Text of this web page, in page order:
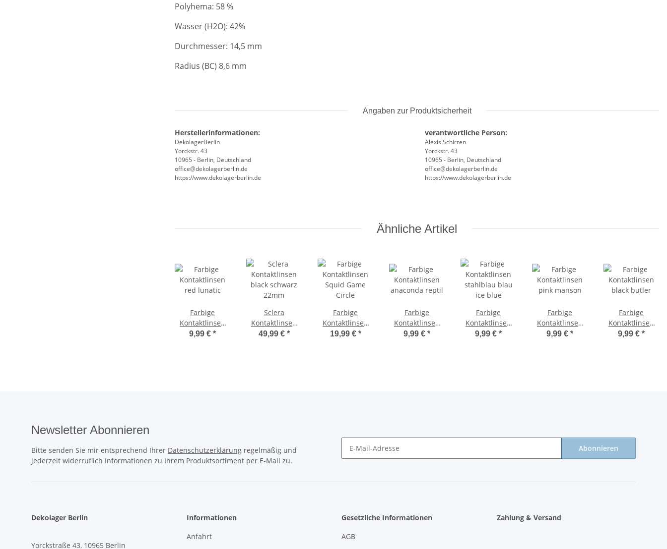
Polyhema: 58 %
Wasser (H2O): 42%
Durchmesser: 14,5 mm
Radius (BC) 8,6 mm
Angaben zur Produktsicherheit
Herstellerinformationen:
DekolagerBerlin
Yorckstr. 43
10965 - Berlin, Deutschland
office@dekolagerberlin.de
https://www.dekolagerberlin.de
verantwortliche Person:
Alexis Schirren
Yorckstr. 43
10965 - Berlin, Deutschland
office@dekolagerberlin.de
https://www.dekolagerberlin.de
Ähnliche Artikel
Farbige
Kontaktlinsen
red lunatic
9,99 € *
Sclera
Kontaktlinsen
black schwarz
49,99 € *
Farbige
Kontaktlinsen
Squid Game
19,99 € *
Farbige
Kontaktlinsen
anaconda reptil
9,99 € *
Farbige
Kontaktlinsen
stahlblau blau
9,99 € *
Farbige
Kontaktlinsen
pink manson
9,99 € *
Farbige
Kontaktlinsen
black butler
9,99 € *
Newsletter Abonnieren
Bitte senden Sie mir entsprechend Ihrer Datenschutzerklärung regelmäßig und
jederzeit widerruflich Informationen zu Ihrem Produktsortiment per E-Mail zu.
Abonnieren
Dekolager Berlin
Yorckstraße 43, 10965 Berlin
Informationen
Anfahrt
Gesetzliche Informationen
AGB
Zahlung & Versand